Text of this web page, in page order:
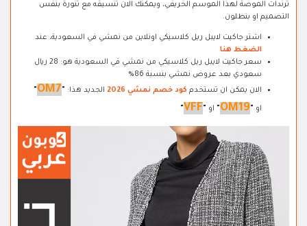
ترندات الموضة لهذا الموسم الخريفي، ويمكنك الان تنسيقه مع تنورة بنفس
التصميم او بنطلون.
اشتر جاكيت لايبل ريل كلاسيكي اونلاين من نمشي في السعودية، عند
الضغط هنا
سعر جاكيت لايبل ريل كلاسيكي من نمشي في السعودية هو: 28 ريال
سعودي بعد عروض نمشي بنسبة 86%
الان يمكن ان تستخدم كود خصم نمشي 2026 الجديد هذا: "
OM7
"
او "
OM19
" او "
VFF
"